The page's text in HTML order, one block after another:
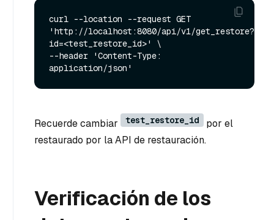
curl --location --request GET
'http://localhost:8080/api/v1/get_restore?
id=<test_restore_id>' \
--header 'Content-Type:
Recuerde cambiar test_restore_id
por el
restaurado por la API de restauración.
Verificación de los